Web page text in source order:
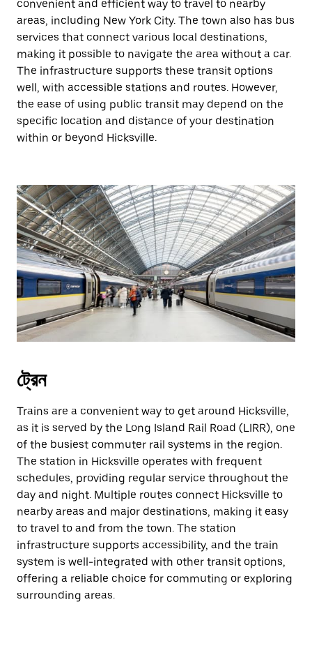
convenient and efficient way to travel to nearby
areas, including New York City. The town also has bus
services that connect various local destinations,
making it possible to navigate the area without a car.
The infrastructure supports these transit options
well, with accessible stations and routes. However,
the ease of using public transit may depend on the
specific location and distance of your destination
within or beyond Hicksville.
ট্রেন
Trains are a convenient way to get around Hicksville,
as it is served by the Long Island Rail Road (LIRR), one
of the busiest commuter rail systems in the region.
The station in Hicksville operates with frequent
schedules, providing regular service throughout the
day and night. Multiple routes connect Hicksville to
nearby areas and major destinations, making it easy
to travel to and from the town. The station
infrastructure supports accessibility, and the train
system is well-integrated with other transit options,
offering a reliable choice for commuting or exploring
surrounding areas.